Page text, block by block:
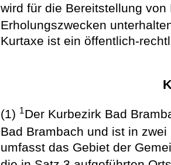
wird für die Bereitstellung
Erholungszwecken
Kurtaxe ist ein öffentlich-
(1) 1Der Kurbezirk Bad
Bad Brambach und ist in
umfasst das Gebiet der